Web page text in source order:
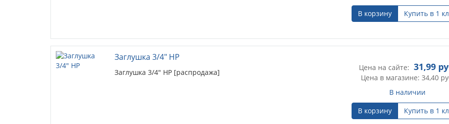
В корзину
Купить в 1
Заглушка 3/4" НР
Заглушка 3/4" НР [распродажа]
Цена на сайте: 31,99
Цена в магазине: 34,40
В наличии
В корзину
Купить в 1